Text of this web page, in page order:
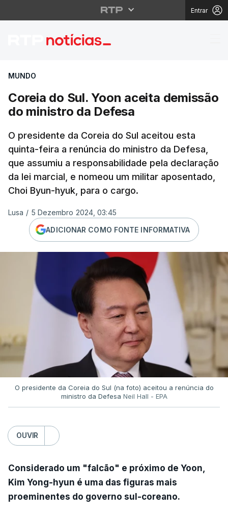
Entrar
Coreia do Sul. Yoon
MUNDO
Coreia do Sul. Yoon aceita demissão
do ministro da Defesa
O presidente da Coreia do Sul aceitou esta
quinta-feira a renúncia do ministro da Defesa,
que assumiu a responsabilidade pela declaração
da lei marcial, e nomeou um militar aposentado,
Choi Byun-hyuk, para o cargo.
Lusa / 5 Dezembro 2024, 03:45
ADICIONAR COMO FONTE INFORMATIVA
O presidente da Coreia do Sul (na foto) aceitou a renúncia do
ministro da Defesa Neil Hall - EPA
OUVIR
Considerado um "falcão" e próximo de Yoon,
Kim Yong-hyun é uma das figuras mais
proeminentes do governo sul-coreano.